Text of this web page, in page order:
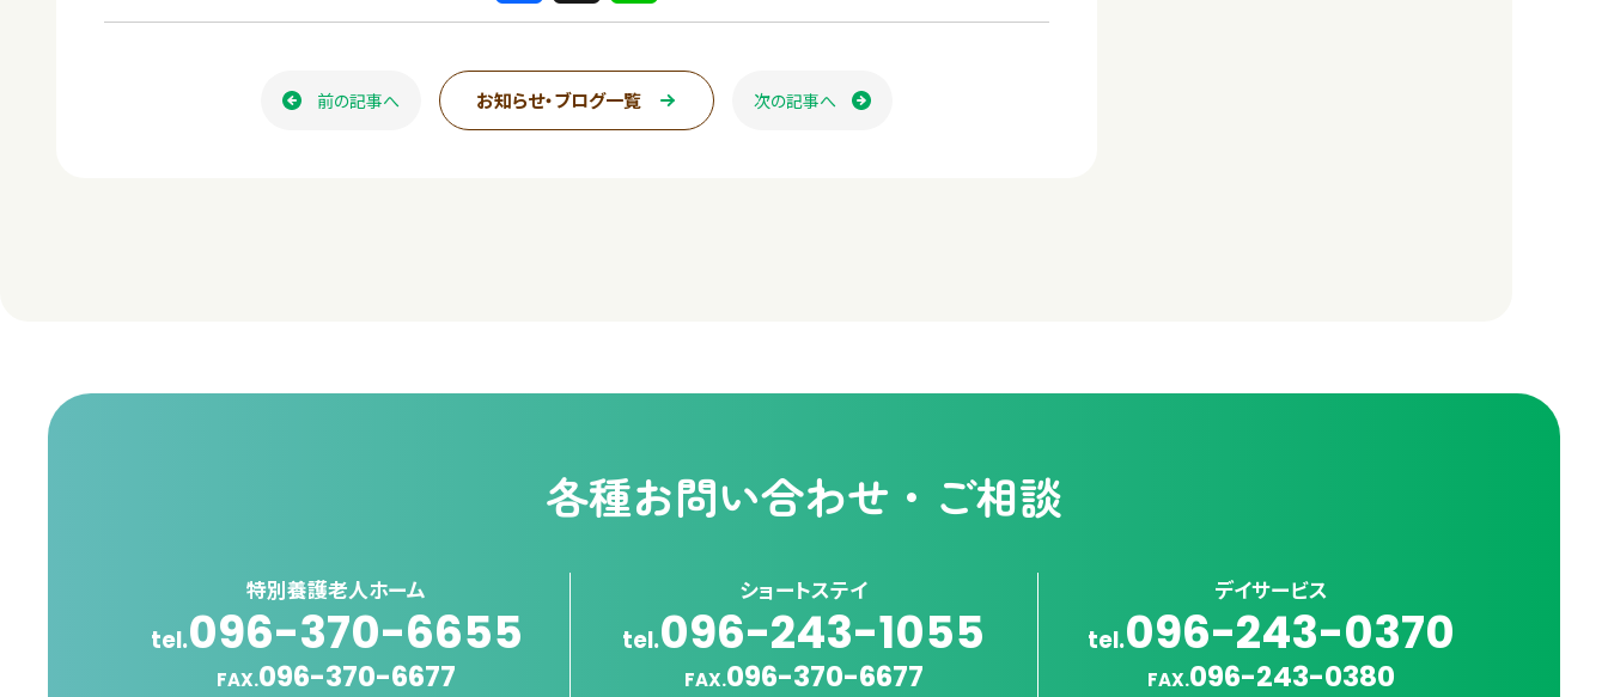
a
c
e
i
n
e
ページ送り
お知らせ・ブログ一覧
前の記事へ 次の記事へ
各種お問い合わせ・ご相談
特別養護老人ホーム
tel.096-370-6655
FAX.096-370-6677
ショートステイ
tel.096-243-1055
FAX.096-370-6677
デイサービス
tel.096-243-0370
FAX.096-243-0380